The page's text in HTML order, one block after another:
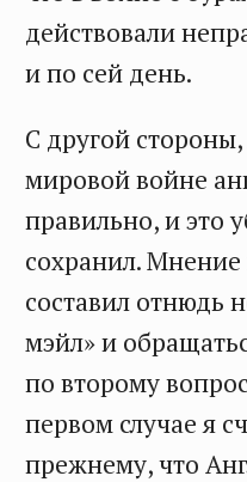
действовали
и по сей день.
С другой стороны,
мировой войне
правильно, и это
сохранил.
составил отнюдь
мэйл» и
по второму
первом случае я
прежнему, что